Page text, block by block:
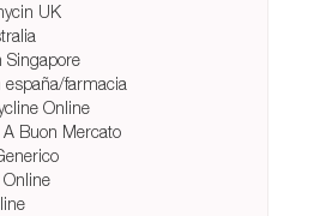
UK
Singapore
farmacia
Online
Buon Mercato
Online